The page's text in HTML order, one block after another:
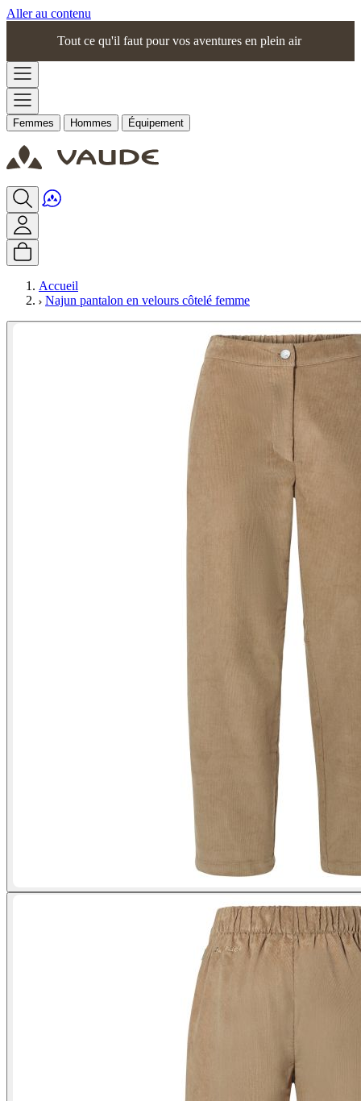
Aller au contenu
Tout ce qu'il faut pour vos aventures en plein air
Femmes Hommes Équipement
Accueil
Najun pantalon en velours côtelé femme